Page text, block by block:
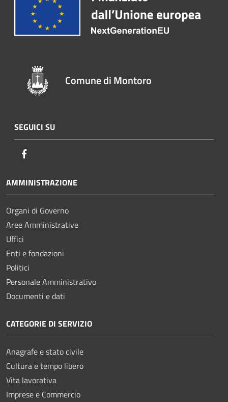
Comune di Montoro
SEGUICI SU
AMMINISTRAZIONE
Organi di Governo
Aree Amministrative
Uffici
Enti e fondazioni
Politici
Personale Amministrativo
Documenti e dati
CATEGORIE DI SERVIZIO
Anagrafe e stato civile
Cultura e tempo libero
Vita lavorativa
Imprese e Commercio